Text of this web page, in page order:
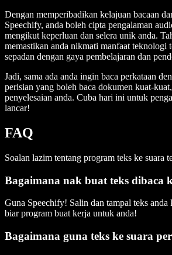
Dengan memperibadikan kelajuan bacaan
Speechify, anda boleh cipta pengalaman
mengikut keperluan dan selera unik anda.
memastikan anda nikmati manfaat teknologi
sepadan dengan gaya pembelajaran dan
Jadi, sama ada anda ingin baca perkataan
perisian yang boleh baca dokumen kuat-kuat,
penyelesaian anda. Cuba hari ini untuk
lancar!
FAQ
Soalan lazim tentang program teks ke suara
Bagaimana nak buat teks dibaca
Guna Speechify! Salin dan tampal teks anda
biar program buat kerja untuk anda!
Bagaimana guna teks ke suara